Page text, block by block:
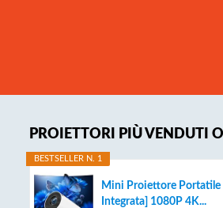
Sidebar
PROIETTORI PIÙ VENDUTI
BESTSELLER N. 1
Mini Proiettore Portatile
Integrata] 1080P 4K...